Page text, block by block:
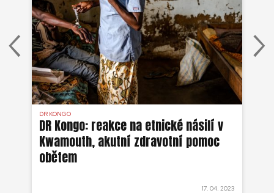
DR KONGO
DR Kongo: reakce na etnické násilí v
Kwamouth, akutní zdravotní pomoc
obětem
17. 04. 2023